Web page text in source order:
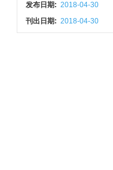
发布日期: 2018-04-30
刊出日期: 2018-04-30